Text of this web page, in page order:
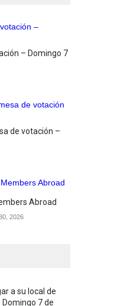
– Domingo 7
de votación –
Abroad
2026
a su local de
7 de